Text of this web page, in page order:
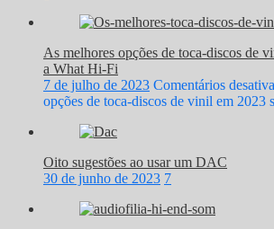
As melhores opções de toca-discos de
a What Hi-Fi
7 de julho de 2023 Comentários
opções de toca-discos de vinil em 2023
Oito sugestões ao usar um DAC
30 de junho de 2023 7